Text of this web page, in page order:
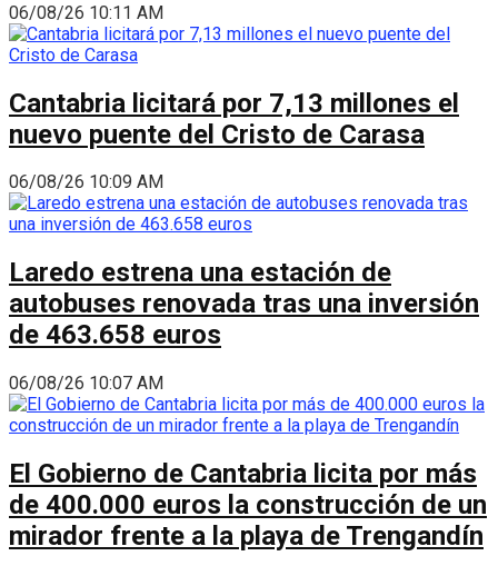
06/08/26 10:11 AM
Cantabria licitará por 7,13 millones el
nuevo puente del Cristo de Carasa
06/08/26 10:09 AM
Laredo estrena una estación de
autobuses renovada tras una inversión
de 463.658 euros
06/08/26 10:07 AM
El Gobierno de Cantabria licita por más
de 400.000 euros la construcción de un
mirador frente a la playa de Trengandín